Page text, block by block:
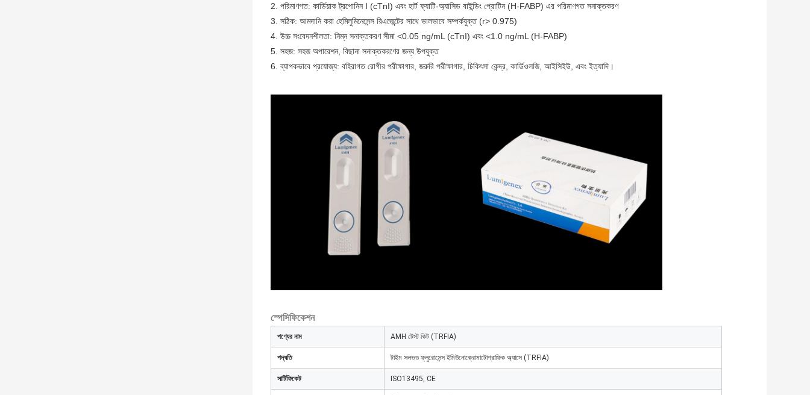
2. পরিমাণগত: কার্ডিয়াক ট্রপোনিন I (cTnI) এবং হার্ট ফ্যাটি-অ্যাসিড বাইন্ডিং প্রোটিন (H-FABP) এর পরিমাণগত সনাক্তকরণ
3. সঠিক: আমদানি করা হেমিলুমিনেসেন্স রিএজেন্টের সাথে ভালভাবে সম্পর্কযুক্ত (r> 0.975)
4. উচ্চ সংবেদনশীলতা: নিম্ন সনাক্তকরণ সীমা <0.05 ng/mL (cTnI) এবং <1.0 ng/mL (H-FABP)
5. সহজ: সহজ অপারেশন, বিছানা সনাক্তকরণের জন্য উপযুক্ত
6. ব্যাপকভাবে প্রযোজ্য: বহিরাগত রোগীর পরীক্ষাগার, জরুরি পরীক্ষাগার, চিকিৎসা কেন্দ্র, কার্ডিওলজি, আইসিইউ, এবং ইত্যাদি।
স্পেসিফিকেশন
পণ্যের নাম AMH টেস্ট কিট (TRFIA)
পদ্ধতি টাইম সলভড ফ্লুরোসেন্স ইমিউনোক্রোমাটোগ্রাফিক অ্যাসে (TRFIA)
সার্টিফিকেট ISO13495, CE